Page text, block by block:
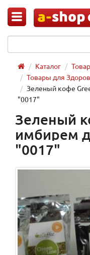
Каталог
Товары для
Зеленый кофе
"0017"
Зеленый
имбирем
"0017"